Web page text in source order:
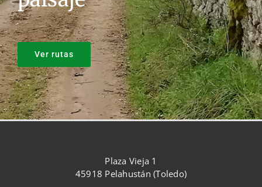
Ver rutas
Plaza Vieja 1
45918 Pelahustán (Toledo)